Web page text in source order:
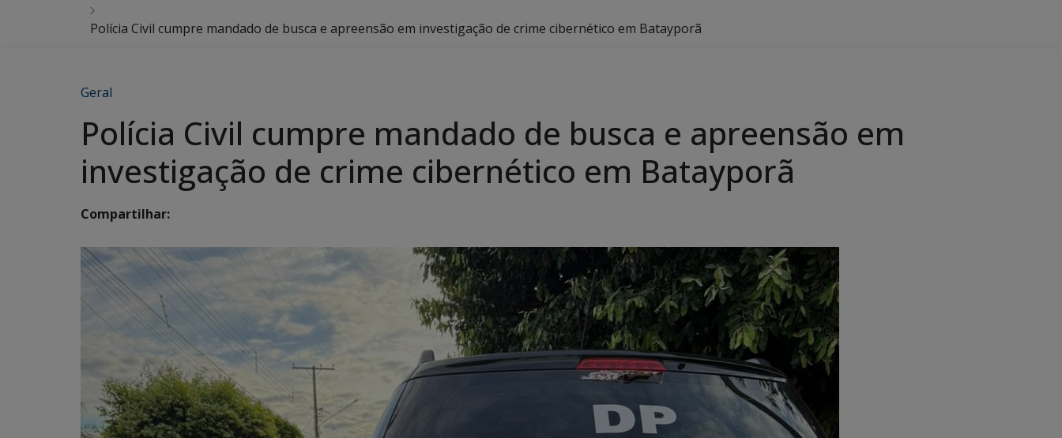
Polícia Civil cumpre mandado de busca e apreensão em investigação de crime cibernético em Batayporã
Geral
Polícia Civil cumpre mandado de busca e apreensão em
investigação de crime cibernético em Batayporã
Compartilhar: